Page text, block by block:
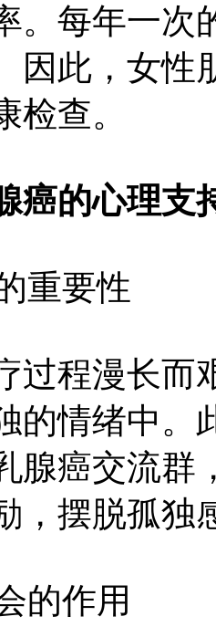
。每年一次
因此，女性
检查。
癌的心理支
重要性
过程漫长而
的情绪中。
腺癌交流群
，摆脱孤独
的作用